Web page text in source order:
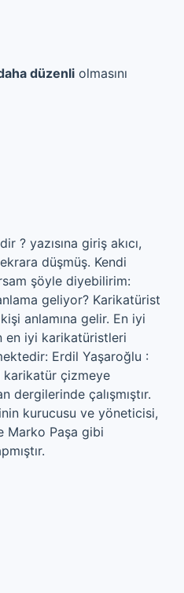
düzenli olmasını
? yazısına giriş akıcı,
düşmüş. Kendi
şöyle diyebilirim:
geliyor? Karikatürist
anlamına gelir. En iyi
en iyi karikatüristleri
Erdil Yaşaroğlu :
karikatür çizmeye
dergilerinde çalışmıştır.
kurucusu ve yöneticisi,
Marko Paşa gibi